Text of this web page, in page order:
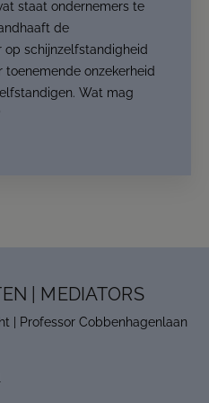
staat ondernemers te
de
op schijnzelfstandigheid
toenemende onzekerheid
Wat mag
| MEDIATORS
| Professor Cobbenhagenlaan